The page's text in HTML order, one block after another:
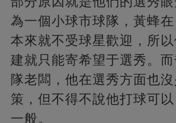
為一個小球市球隊，黃蜂
本來就不受球星歡迎，所
建就只能寄希望于選秀。
隊老闆，他在選秀方面也沒
策，但不得不說他打球可
一般。